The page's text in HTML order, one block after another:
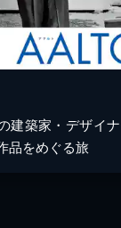
建築家・デザイ
品をめぐる旅